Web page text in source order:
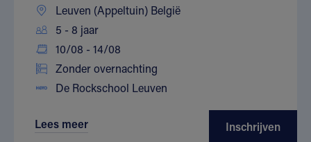
Leuven (Appeltuin) België
5 - 8 jaar
10/08 - 14/08
Zonder overnachting
De Rockschool Leuven
Lees meer Inschrijven